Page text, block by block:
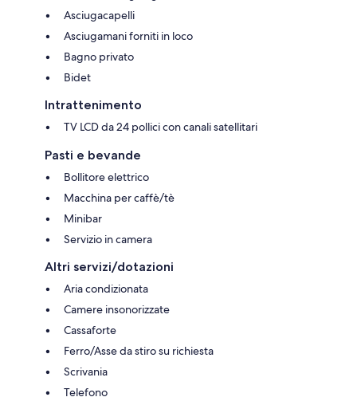
Asciugacapelli
Asciugamani forniti in loco
Bagno privato
Bidet
Intrattenimento
TV LCD da 24 pollici con canali satellitari
Pasti e bevande
Bollitore elettrico
Macchina per caffè/tè
Minibar
Servizio in camera
Altri servizi/dotazioni
Aria condizionata
Camere insonorizzate
Cassaforte
Ferro/Asse da stiro su richiesta
Scrivania
Telefono